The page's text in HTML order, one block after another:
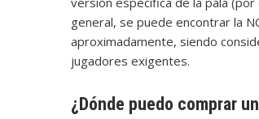
general, se puede encontrar la
aproximadamente, siendo
jugadores exigentes.
¿Dónde puedo comprar